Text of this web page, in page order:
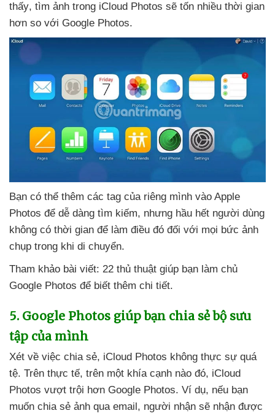
thấy, tìm ảnh trong iCloud Photos sẽ tốn nhiều thời gian
hơn so với Google Photos.
Bạn có thể thêm các tag của riêng mình vào Apple
Photos để dễ dàng tìm kiếm, nhưng hầu hết người dùng
không có thời gian để làm điều đó đối với mọi bức ảnh
chụp trong khi di chuyển.
Tham khảo bài viết: 22 thủ thuật giúp bạn làm chủ
Google Photos để biết thêm chi tiết.
5. Google Photos giúp bạn chia sẻ bộ sưu
tập của mình
Xét về việc chia sẻ, iCloud Photos không thực sự quá
tệ. Trên thực tế, trên một khía cạnh nào đó, iCloud
Photos vượt trội hơn Google Photos. Ví dụ, nếu bạn
muốn chia sẻ ảnh qua email, người nhận sẽ nhận được